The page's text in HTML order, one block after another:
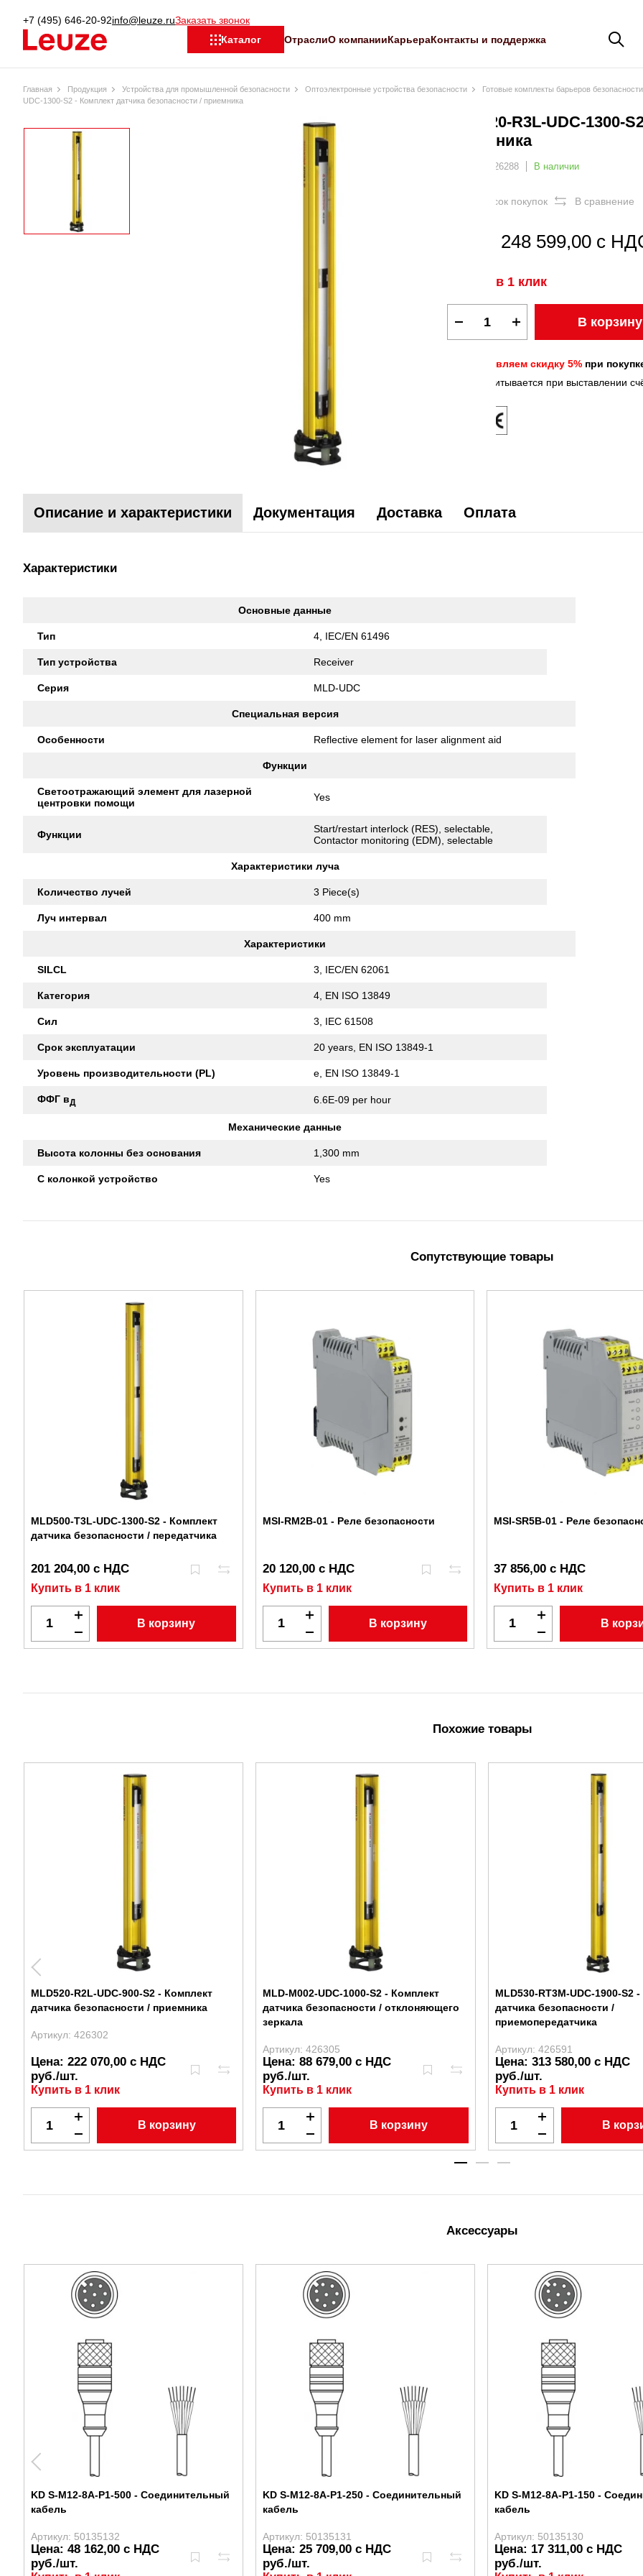
+7 (495) 646-20-92info@leuze.ruЗаказать звонок
Каталог
ОтраслиО компанииКарьераКонтакты и поддержка
Главная Продукция Устройства для промышленной безопасности Оптоэлектронные устройства безопасности
Готовые комплекты барьеров безопасности
UDC-1300-S2 - Комплект датчика безопасности / приемника
MLD520-R3L-UDC-1300-
приемника
Артикул: 426288 В наличии
В список покупок В сравнение
Цена: 248 599,00 с
Купить в 1 клик
В корзину
Предоставляем скидку 5% при
*скидка учитывается при выставлении
Описание и характеристики Документация Доставка Оплата
Характеристики
Основные данные
Тип 4, IEC/EN 61496
Тип устройства Receiver
Серия MLD-UDC
Специальная версия
Особенности Reflective element for laser alignment aid
Функции
Светоотражающий элемент для лазерной
центровки помощи
Yes
Функции
Start/restart interlock (RES), selectable,
Contactor monitoring (EDM), selectable
Характеристики луча
Количество лучей 3 Piece(s)
Луч интервал 400 mm
Характеристики
SILCL 3, IEC/EN 62061
Категория 4, EN ISO 13849
Сил 3, IEC 61508
Срок эксплуатации 20 years, EN ISO 13849-1
Уровень производительности (PL) e, EN ISO 13849-1
ФФГ вД 6.6E-09 per hour
Механические данные
Высота колонны без основания 1,300 mm
С колонкой устройство Yes
Сопутствующие товары
MLD500-T3L-UDC-1300-S2 - Комплект
датчика безопасности / передатчика
201 204,00 с НДС
Купить в 1 клик
В корзину
MSI-RM2B-01 - Реле безопасности
20 120,00 с НДС
Купить в 1 клик
В корзину
MSI-SR5B-01 - Реле
37 856,00 с НДС
Купить в 1 клик
В
Похожие товары
MLD520-R2L-UDC-900-S2 - Комплект
датчика безопасности / приемника
Артикул: 426302
Цена: 222 070,00 с НДС
руб./шт.
Купить в 1 клик
В корзину
MLD-M002-UDC-1000-S2 - Комплект
датчика безопасности / отклоняющего
зеркала
Артикул: 426305
Цена: 88 679,00 с НДС
руб./шт.
Купить в 1 клик
В корзину
MLD530-RT3M-UDC-1900-S2
датчика безопасности /
приемопередатчика
Артикул: 426591
Цена: 313 580,00 с НДС
руб./шт.
Купить в 1 клик
В
Аксессуары
KD S-M12-8A-P1-500 - Соединительный
кабель
Артикул: 50135132
Цена: 48 162,00 с НДС
руб./шт.
KD S-M12-8A-P1-250 - Соединительный
кабель
Артикул: 50135131
Цена: 25 709,00 с НДС
руб./шт.
KD S-M12-8A-P1-150 -
кабель
Артикул: 50135130
Цена: 17 311,00 с НДС
руб./шт.